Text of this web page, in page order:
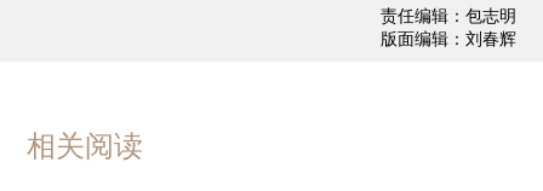
责任编辑：包志明
版面编辑：刘春辉
相关阅读